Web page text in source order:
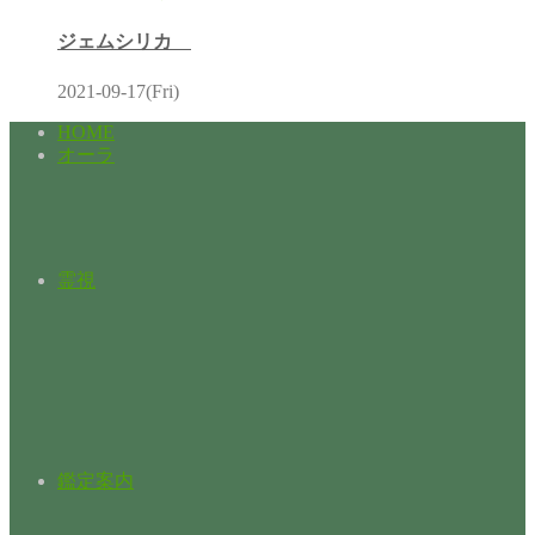
ジェムシリカ
2021-09-17(Fri)
HOME
オーラ
霊視
鑑定案内